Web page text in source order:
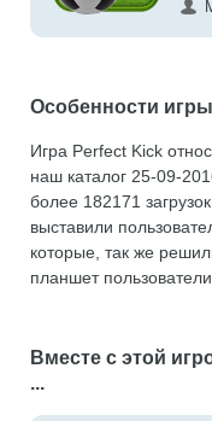
Особенности игры
Игра Perfect Kick
наш каталог 25-09-
более 182171
выставили
которые, так же
планшет пользователи
Вместе с этой
...